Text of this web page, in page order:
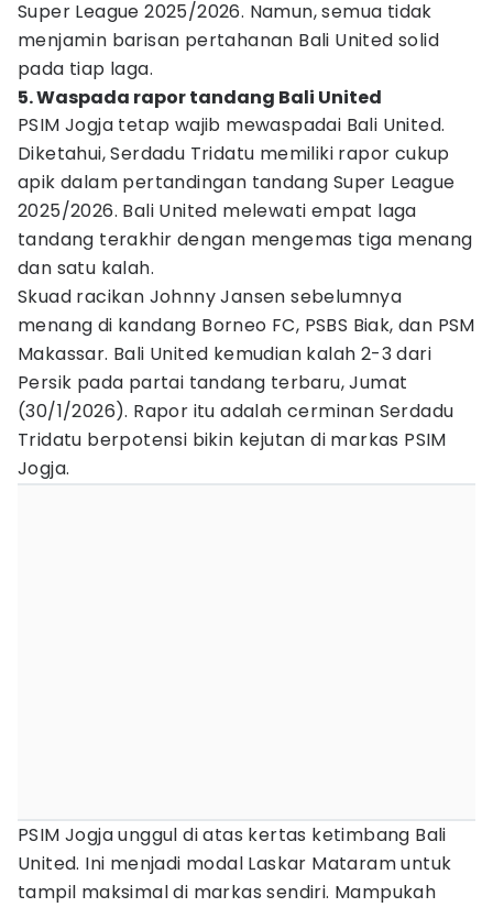
Super League 2025/2026. Namun, semua tidak
menjamin barisan pertahanan Bali United solid
pada tiap laga.
5. Waspada rapor tandang Bali United
PSIM Jogja tetap wajib mewaspadai Bali United.
Diketahui, Serdadu Tridatu memiliki rapor cukup
apik dalam pertandingan tandang Super League
2025/2026. Bali United melewati empat laga
tandang terakhir dengan mengemas tiga menang
dan satu kalah.
Skuad racikan Johnny Jansen sebelumnya
menang di kandang Borneo FC, PSBS Biak, dan PSM
Makassar. Bali United kemudian kalah 2-3 dari
Persik pada partai tandang terbaru, Jumat
(30/1/2026). Rapor itu adalah cerminan Serdadu
Tridatu berpotensi bikin kejutan di markas PSIM
Jogja.
PSIM Jogja unggul di atas kertas ketimbang Bali
United. Ini menjadi modal Laskar Mataram untuk
tampil maksimal di markas sendiri. Mampukah